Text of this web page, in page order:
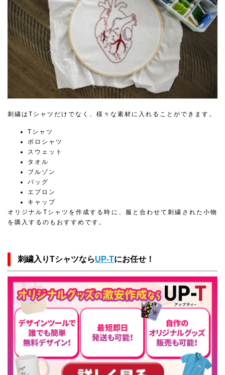
刺繍はTシャツだけでなく、様々な素材に入れることができます。
Tシャツ
ポロシャツ
スウェット
タオル
ブルゾン
バッグ
エプロン
キャップ
オリジナルTシャツを作成する時に、服と合わせて刺繍された小物
を購入するのもおすすめです。
刺繍入りTシャツならUP-Tにお任せ！